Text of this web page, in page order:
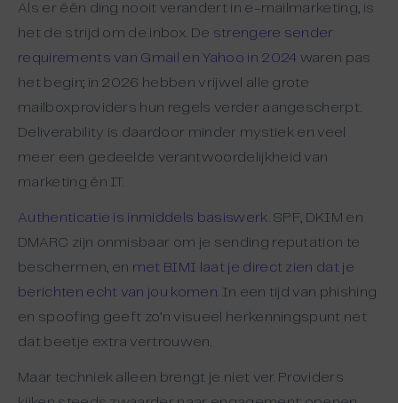
Als er één ding nooit verandert in e-mailmarketing, is
het de strijd om de inbox. De strengere sender
requirements van Gmail en Yahoo in 2024 waren pas
het begin; in 2026 hebben vrijwel alle grote
mailboxproviders hun regels verder aangescherpt.
Deliverability is daardoor minder mystiek en veel
meer een gedeelde verantwoordelijkheid van
marketing én IT.
Authenticatie is inmiddels basiswerk. SPF, DKIM en
DMARC zijn onmisbaar om je sending reputation te
beschermen, en met BIMI laat je direct zien dat je
berichten echt van jou komen . In een tijd van phishing
en spoofing geeft zo’n visueel herkenningspunt net
dat beetje extra vertrouwen.
Maar techniek alleen brengt je niet ver. Providers